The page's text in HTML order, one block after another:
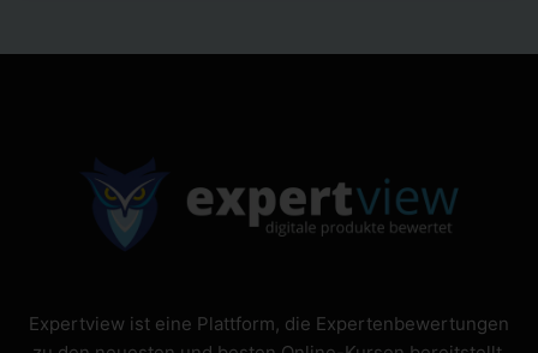
Expertview ist eine Plattform, die Expertenbewertungen